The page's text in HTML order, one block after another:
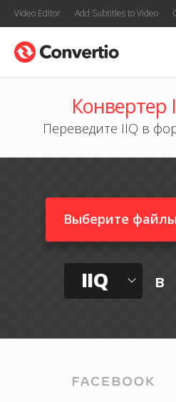
Video Editor Add Subtitles to Video
Конвертер
Переведите IIQ в
Выберите файлы
IIQ в